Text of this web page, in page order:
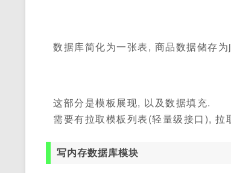
数据库简化为一张表, 商品数据储存
这部分是模板展现, 以及数据填充.
需要有拉取模板列表(轻量级接口),
写内存数据库模块